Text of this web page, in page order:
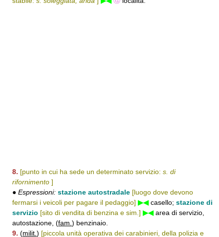
8. [punto in cui ha sede un determinato servizio: s. di
rifornimento ]
● Espressioni: stazione autostradale [luogo dove devono
fermarsi i veicoli per pagare il pedaggio] ▶◀casello; stazione di
servizio [sito di vendita di benzina e sim.] ▶◀area di servizio,
autostazione, (fam. ) benzinaio.
9. (milit. ) [piccola unità operativa dei carabinieri, della polizia e